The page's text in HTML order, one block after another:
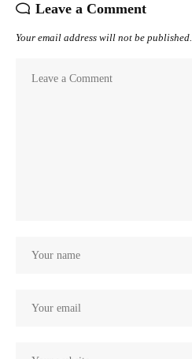
Leave a Comment
Your email address will not be published.